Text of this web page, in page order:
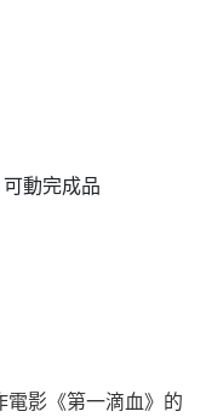
可動完成品
電影《第一滴血》的